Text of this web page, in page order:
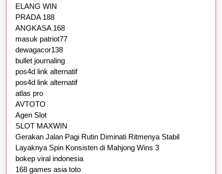
ELANG WIN
PRADA 188
ANGKASA 168
masuk patriot77
dewagacor138
bullet journaling
pos4d link alternatif
pos4d link alternatif
atlas pro
AVTOTO
Agen Slot
SLOT MAXWIN
Gerakan Jalan Pagi Rutin Diminati Ritmenya Stabil
Layaknya Spin Konsisten di Mahjong Wins 3
bokep viral indonesia
168 games asia toto